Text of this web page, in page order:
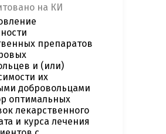
на КИ
препаратов
и (или)
их
добровольцами
оптимальных
лекарственного
и курса лечения